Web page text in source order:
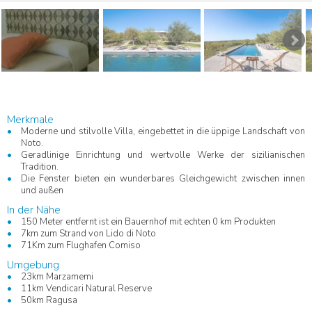
Merkmale
Moderne und stilvolle Villa, eingebettet in die üppige Landschaft von
Noto.
Geradlinige Einrichtung und wertvolle Werke der sizilianischen
Tradition.
Die Fenster bieten ein wunderbares Gleichgewicht zwischen innen
und außen
In der Nähe
150 Meter entfernt ist ein Bauernhof mit echten 0 km Produkten
7km zum Strand von Lido di Noto
71Km zum Flughafen Comiso
Umgebung
23km Marzamemi
11km Vendicari Natural Reserve
50km Ragusa